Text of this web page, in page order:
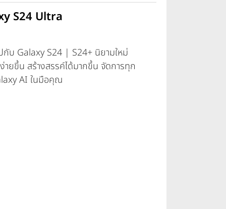
S24 Ultra
บ Galaxy S24 | S24+ นิยามใหม่
ยขึ้น สร้างสรรค์ได้มากขึ้น จัดการทุก
AI ในมือคุณ